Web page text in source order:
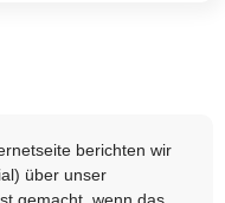
berichten wir
über unser
gemacht, wenn das